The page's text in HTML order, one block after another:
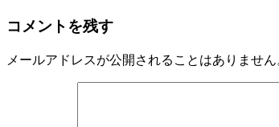
コメントを残す
メールアドレスが公開されることはありません